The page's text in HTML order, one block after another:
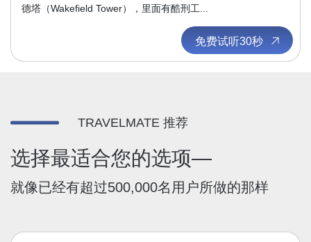
德塔（Wakefield Tower），里面有酷刑工...
免费试听30秒
TRAVELMATE 推荐
选择最适合您的选项—
就像已经有超过500,000名用户所做的那样